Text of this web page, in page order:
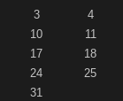
3
4
10
11
17
18
24
25
31